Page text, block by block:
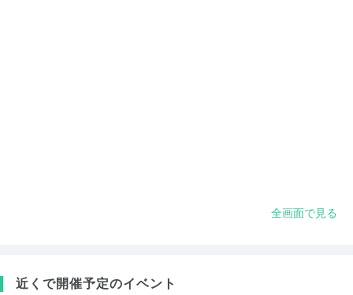
全画面で見る
近くで開催予定のイベント